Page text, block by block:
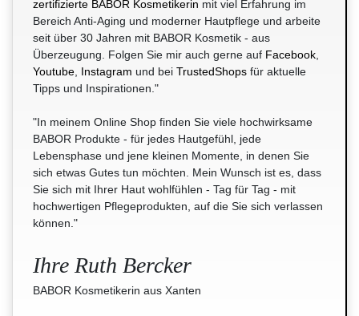
zertifizierte BABOR Kosmetikerin mit viel Erfahrung im
Bereich Anti-Aging und moderner Hautpflege und arbeite
seit über 30 Jahren mit BABOR Kosmetik - aus
Überzeugung. Folgen Sie mir auch gerne auf Facebook
Youtube Instagram und bei TrustedShops für aktuelle
Tipps und Inspirationen."
"In meinem Online Shop finden Sie viele hochwirksame
BABOR Produkte - für jedes Hautgefühl, jede
Lebensphase und jene kleinen Momente, in denen Sie
sich etwas Gutes tun möchten. Mein Wunsch ist es, dass
Sie sich mit Ihrer Haut wohlfühlen - Tag für Tag - mit
hochwertigen Pflegeprodukten, auf die Sie sich verlassen
können."
Ihre Ruth Bercker
BABOR Kosmetikerin aus Xanten